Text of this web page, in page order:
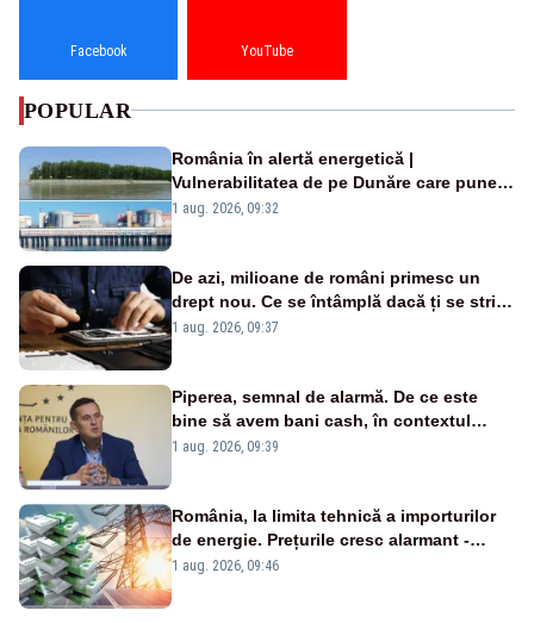
Facebook YouTube
POPULAR
România în alertă energetică |
Vulnerabilitatea de pe Dunăre care pune
în pericol Centrala Cernavodă era
1 aug. 2026, 09:32
De azi, milioane de români primesc un
drept nou. Ce se întâmplă dacă ți se strică
un produs
1 aug. 2026, 09:37
Piperea, semnal de alarmă. De ce este
bine să avem bani cash, în contextul
alertei energetice?
1 aug. 2026, 09:39
România, la limita tehnică a importurilor
de energie. Prețurile cresc alarmant -
Analiză Realitatea Plus
1 aug. 2026, 09:46